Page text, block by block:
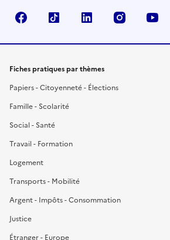
FacebookTikTok LinkedIn Instagram
Fiches pratiques par thèmes
Papiers - Citoyenneté - Élections
Famille - Scolarité
Social - Santé
Travail - Formation
Logement
Transports - Mobilité
Argent - Impôts - Consommation
Justice
Étranger - Europe